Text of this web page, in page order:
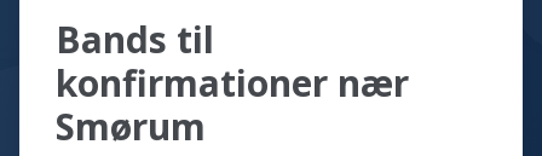
Bands til
konfirmationer nær
Smørum